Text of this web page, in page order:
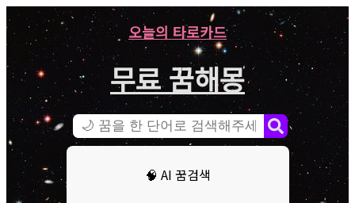
오늘의 타로카드
무료 꿈해몽
🧠 AI 꿈검색